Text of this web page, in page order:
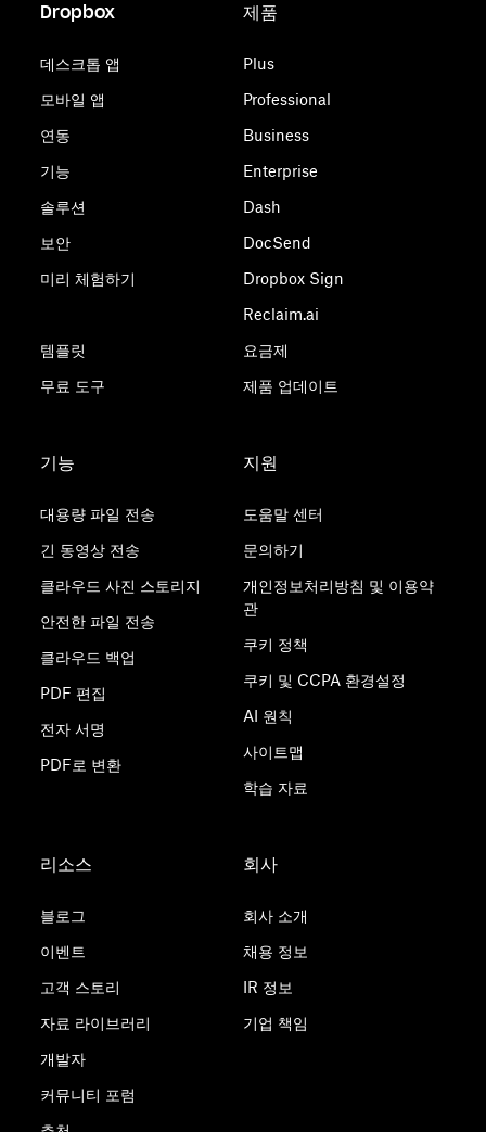
Dropbox
데스크톱 앱
모바일 앱
연동
기능
솔루션
보안
미리 체험하기
템플릿
무료 도구
제품
Plus
Professional
Business
Enterprise
Dash
DocSend
Dropbox Sign
Reclaim.ai
요금제
제품 업데이트
기능
대용량 파일 전송
긴 동영상 전송
클라우드 사진 스토리지
안전한 파일 전송
클라우드 백업
PDF 편집
전자 서명
PDF로 변환
지원
도움말 센터
문의하기
개인정보처리방침 및 이용약
관
쿠키 정책
쿠키 및 CCPA 환경설정
AI 원칙
사이트맵
학습 자료
리소스
블로그
이벤트
고객 스토리
자료 라이브러리
개발자
커뮤니티 포럼
회사
회사 소개
채용 정보
IR 정보
기업 책임